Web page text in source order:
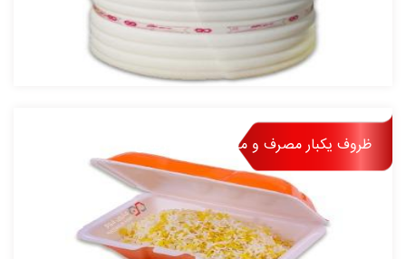
ارتباط مداوم تجاری و بازرگانی با تجار و بازرگانان
خارجی و در پی آن صدور محصولات این کارخانه
بـرای شرکـای تــجاری کــشورهای آسیـایی به
به طوری که توانسته عنوان اولین صادر کننده
محصولات فوم پلی اتیلن را به خود اختصاص
ظروف یکبار مصرف و محصولات کیترینگی